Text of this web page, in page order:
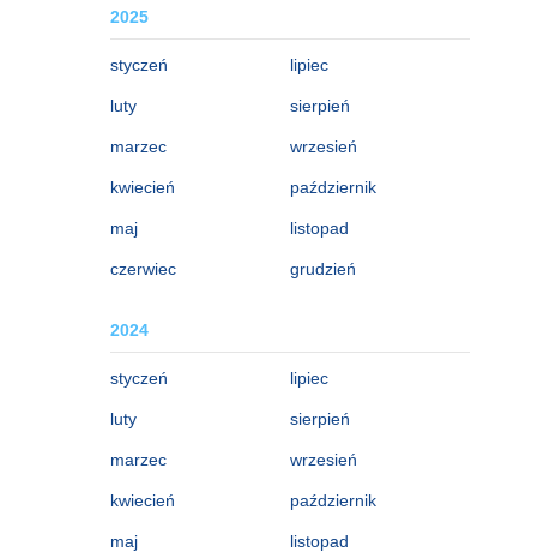
2025
styczeń
luty
marzec
kwiecień
maj
czerwiec
lipiec
sierpień
wrzesień
październik
listopad
grudzień
2024
styczeń
luty
marzec
kwiecień
maj
lipiec
sierpień
wrzesień
październik
listopad